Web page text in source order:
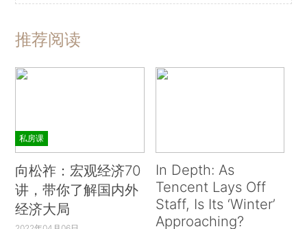
推荐阅读
私房课
向松祚：宏观经济70
讲，带你了解国内外
经济大局
In Depth: As
Tencent Lays Off
Staff, Is Its ‘Winter’
Approaching?